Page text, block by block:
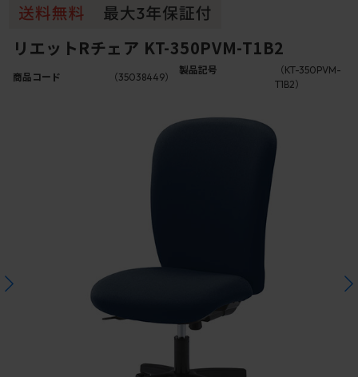
リエットRチェア KT-350PVM-T1B2
商品コード （35038449）
製品記号
（KT-350PVM-
T1B2）